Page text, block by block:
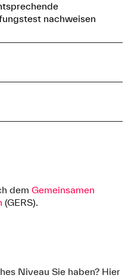
nachweisen
dem Gemeinsamen
(GERS).
Niveau Sie haben? Hier